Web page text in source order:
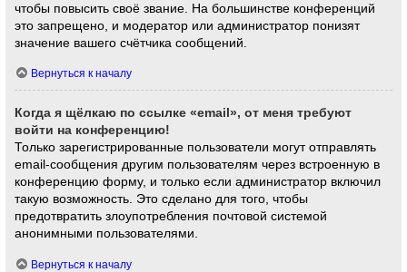
чтобы повысить своё звание. На большинстве конференций
это запрещено, и модератор или администратор понизят
значение вашего счётчика сообщений.
Вернуться к началу
Когда я щёлкаю по ссылке «email», от меня требуют
войти на конференцию!
Только зарегистрированные пользователи могут отправлять
email-сообщения другим пользователям через встроенную в
конференцию форму, и только если администратор включил
такую возможность. Это сделано для того, чтобы
предотвратить злоупотребления почтовой системой
анонимными пользователями.
Вернуться к началу